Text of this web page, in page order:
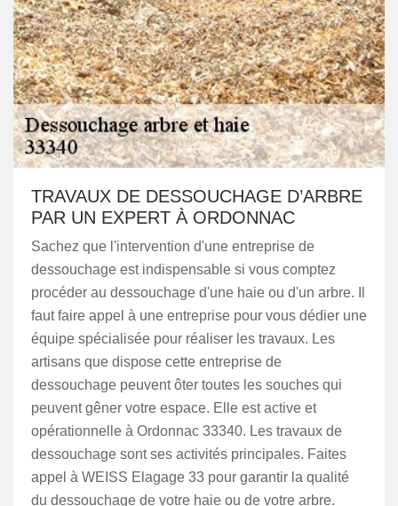
TRAVAUX DE DESSOUCHAGE D’ARBRE
PAR UN EXPERT À ORDONNAC
Sachez que l'intervention d'une entreprise de
dessouchage est indispensable si vous comptez
procéder au dessouchage d'une haie ou d'un arbre. Il
faut faire appel à une entreprise pour vous dédier une
équipe spécialisée pour réaliser les travaux. Les
artisans que dispose cette entreprise de
dessouchage peuvent ôter toutes les souches qui
peuvent gêner votre espace. Elle est active et
opérationnelle à Ordonnac 33340. Les travaux de
dessouchage sont ses activités principales. Faites
appel à WEISS Elagage 33 pour garantir la qualité
du dessouchage de votre haie ou de votre arbre.